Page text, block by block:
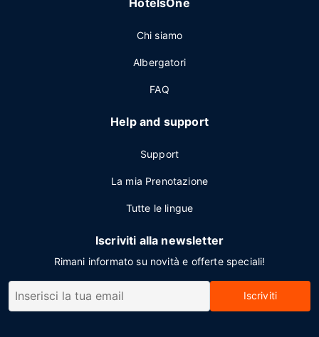
HotelsOne
Chi siamo
Albergatori
FAQ
Help and support
Support
La mia Prenotazione
Tutte le lingue
Iscriviti alla newsletter
Rimani informato su novità e offerte speciali!
Iscriviti